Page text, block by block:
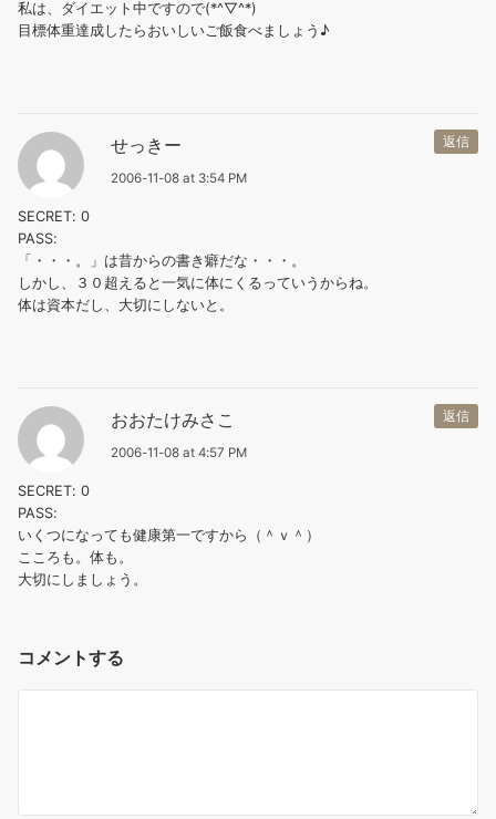
私は、ダイエット中ですので(*^▽^*)
目標体重達成したらおいしいご飯食べましょう♪
返信
せっきー
2006-11-08 at 3:54 PM
SECRET: 0
PASS:
「・・・。」は昔からの書き癖だな・・・。
しかし、３０超えると一気に体にくるっていうからね。
体は資本だし、大切にしないと。
返信
おおたけみさこ
2006-11-08 at 4:57 PM
SECRET: 0
PASS:
いくつになっても健康第一ですから（＾ｖ＾）
こころも。体も。
大切にしましょう。
コメントする